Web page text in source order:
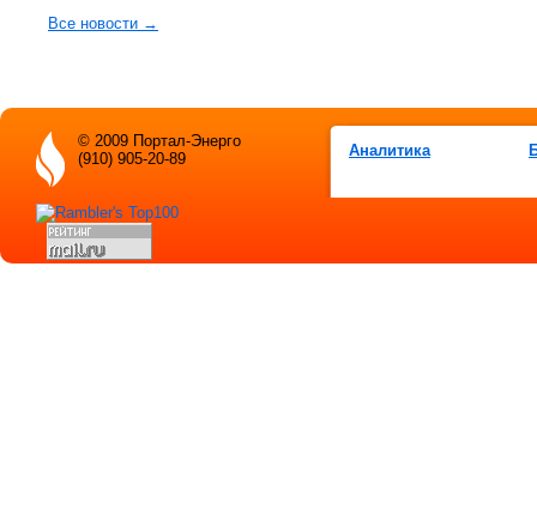
Все новости →
Аналитика
© 2009 Портал-Энерго
(910) 905-20-89